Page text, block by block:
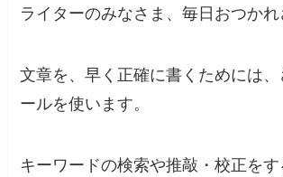
ライターのみなさま、毎日おつかれ
文章を、早く正確に書くためには
ールを使います。
キーワードの検索や推敲・校正を